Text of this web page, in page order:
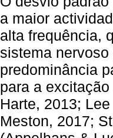
a maior
alta frequência,
sistema
predominância
para a
Harte, 2013;
Meston, 2017;